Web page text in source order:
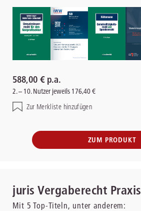
588,00 € p.a.
2. – 10. Nutzer jeweils 176,40 €
Zur Merkliste hinzufügen
ZUM PRODUKT
juris Vergaberecht Praxis
Mit 5 Top-Titeln, unter anderem: